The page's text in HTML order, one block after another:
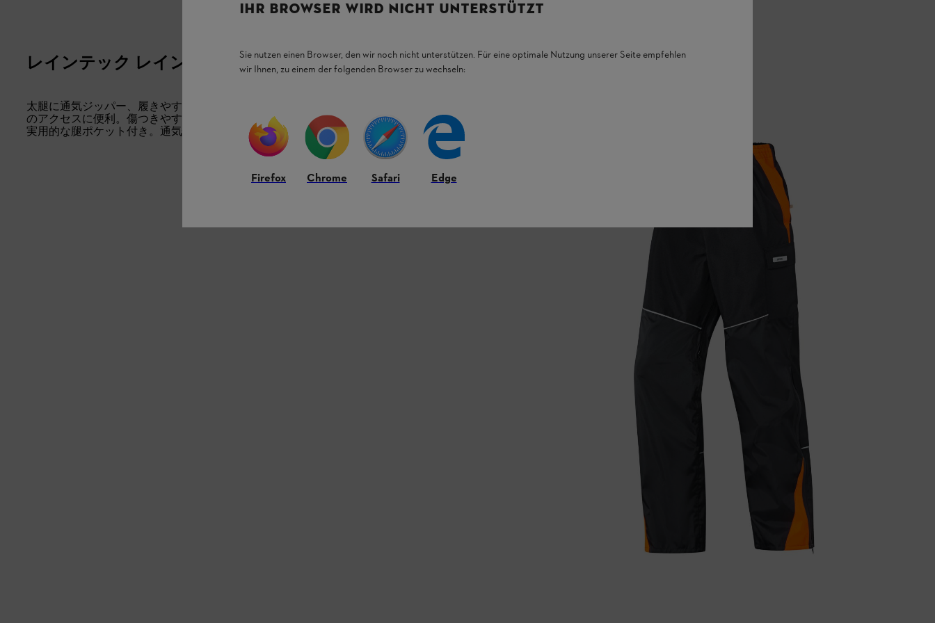
レインテック レインウェア ズボン
太腿に通気ジッパー、履きやすいサイドジッパー付き。後部には通気用ジッパーがあり、作業服へ
のアクセスに便利。傷つきやすいエリアはACTION ARCTIC素材により耐貫通処理されています。
実用的な腿ポケット付き。通気性と耐水性に優れたポリエステル 70%&ポリアミド 30%素材。
IHR BROWSER WIRD NICHT UNTERSTÜTZT
Sie nutzen einen Browser, den wir noch nicht unterstützen. Für eine optimale Nutzung unserer Seite empfehlen
wir Ihnen, zu einem der folgenden Browser zu wechseln:
Firefox Chrome Safari Edge